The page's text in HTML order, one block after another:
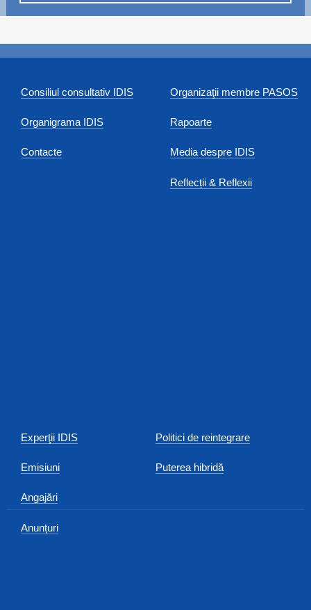
Consiliul consultativ IDIS
Organigrama IDIS
Contacte
Organizaţii membre PASOS
Rapoarte
Media despre IDIS
Reflecții & Reflexii
Experţii IDIS
Emisiuni
Angajări
Anunțuri
Politici de reintegrare
Puterea hibridă